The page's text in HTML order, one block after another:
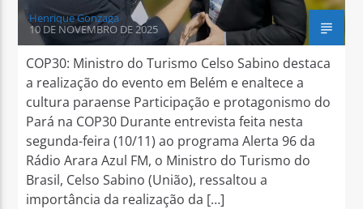
Henrique Gonzaga
10 DE NOVEMBRO DE 2025
COP30: Ministro do Turismo Celso Sabino destaca
a realização do evento em Belém e enaltece a
cultura paraense Participação e protagonismo do
Pará na COP30 Durante entrevista feita nesta
segunda-feira (10/11) ao programa Alerta 96 da
Rádio Arara Azul FM, o Ministro do Turismo do
Brasil, Celso Sabino (União), ressaltou a
importância da realização da […]